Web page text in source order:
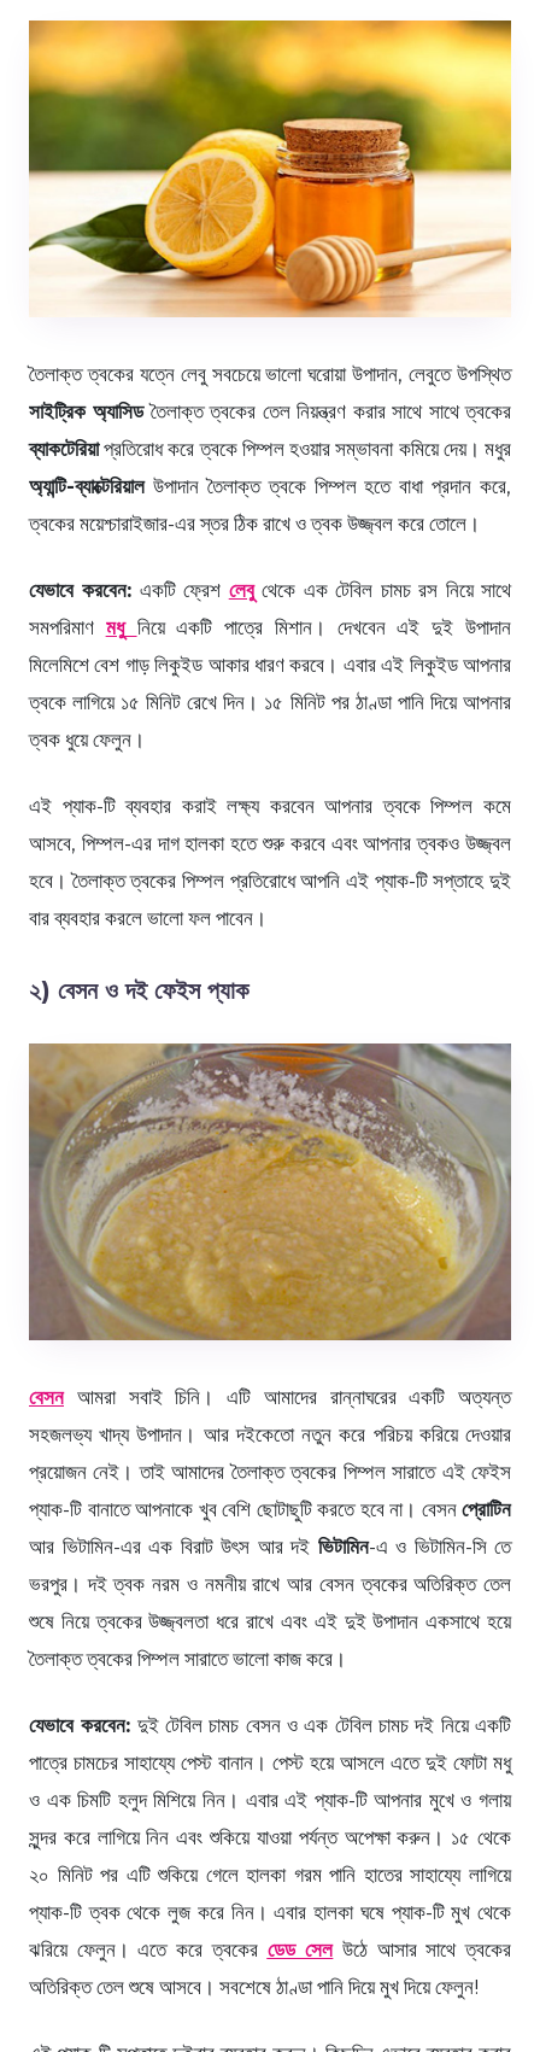
তৈলাক্ত ত্বকের যত্নে লেবু সবচেয়ে ভালো ঘরোয়া উপাদান, লেবুতে উপস্থিত
সাইট্রিক অ্যাসিডতৈলাক্ত ত্বকের তেল নিয়ন্ত্রণ করার সাথে সাথে ত্বকের
ব্যাকটেরিয়াপ্রতিরোধ করে ত্বকে পিম্পল হওয়ার সম্ভাবনা কমিয়ে দেয়। মধুর
অ্যান্টি-ব্যাক্টেরিয়ালউপাদান তৈলাক্ত ত্বকে পিম্পল হতে বাধা প্রদান করে,
ত্বকের ময়েশ্চারাইজার-এর স্তর ঠিক রাখে ও ত্বক উজ্জ্বল করে তোলে।
যেভাবে করবেন: একটি ফ্রেশ লেবুথেকে এক টেবিল চামচ রস নিয়ে সাথে
সমপরিমাণ মধু নিয়ে একটি পাত্রে মিশান। দেখবেন এই দুই উপাদান
মিলেমিশে বেশ গাড় লিকুইড আকার ধারণ করবে। এবার এই লিকুইড আপনার
ত্বকে লাগিয়ে ১৫ মিনিট রেখে দিন। ১৫ মিনিট পর ঠাণ্ডা পানি দিয়ে আপনার
ত্বক ধুয়ে ফেলুন।
এই প্যাক-টি ব্যবহার করাই লক্ষ্য করবেন আপনার ত্বকে পিম্পল কমে
আসবে, পিম্পল-এর দাগ হালকা হতে শুরু করবে এবং আপনার ত্বকও উজ্জ্বল
হবে। তৈলাক্ত ত্বকের পিম্পল প্রতিরোধে আপনি এই প্যাক-টি সপ্তাহে দুই
বার ব্যবহার করলে ভালো ফল পাবেন।
২) বেসন ও দই ফেইস প্যাক
বেসনআমরা সবাই চিনি। এটি আমাদের রান্নাঘরের একটি অত্যন্ত
সহজলভ্য খাদ্য উপাদান। আর দইকেতো নতুন করে পরিচয় করিয়ে দেওয়ার
প্রয়োজন নেই। তাই আমাদের তৈলাক্ত ত্বকের পিম্পল সারাতে এই ফেইস
প্যাক-টি বানাতে আপনাকে খুব বেশি ছোটাছুটি করতে হবে না। বেসন প্রোটিন
আর ভিটামিন-এর এক বিরাট উৎস আর দই ভিটামিন-এ ও ভিটামিন-সি তে
ভরপুর। দই ত্বক নরম ও নমনীয় রাখে আর বেসন ত্বকের অতিরিক্ত তেল
শুষে নিয়ে ত্বকের উজ্জ্বলতা ধরে রাখে এবং এই দুই উপাদান একসাথে হয়ে
তৈলাক্ত ত্বকের পিম্পল সারাতে ভালো কাজ করে।
যেভাবে করবেন: দুই টেবিল চামচ বেসন ও এক টেবিল চামচ দই নিয়ে একটি
পাত্রে চামচের সাহায্যে পেস্ট বানান। পেস্ট হয়ে আসলে এতে দুই ফোটা মধু
ও এক চিমটি হলুদ মিশিয়ে নিন। এবার এই প্যাক-টি আপনার মুখে ও গলায়
সুন্দর করে লাগিয়ে নিন এবং শুকিয়ে যাওয়া পর্যন্ত অপেক্ষা করুন। ১৫ থেকে
২০ মিনিট পর এটি শুকিয়ে গেলে হালকা গরম পানি হাতের সাহায্যে লাগিয়ে
প্যাক-টি ত্বক থেকে লুজ করে নিন। এবার হালকা ঘষে প্যাক-টি মুখ থেকে
ঝরিয়ে ফেলুন। এতে করে ত্বকের ডেড সেলউঠে আসার সাথে ত্বকের
অতিরিক্ত তেল শুষে আসবে। সবশেষে ঠাণ্ডা পানি দিয়ে মুখ দিয়ে ফেলুন!